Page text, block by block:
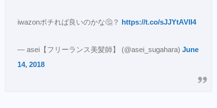
iwazonポチれば良いのかな🤔？ https://t.co/sJJYtAVII4
— asei【フリーランス美髪師】 (@asei_sugahara) June
14, 2018